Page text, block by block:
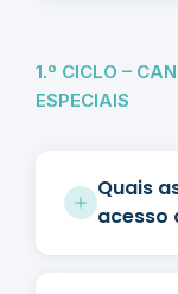
1.º CICLO –
ESPECIAIS
Quais
acesso